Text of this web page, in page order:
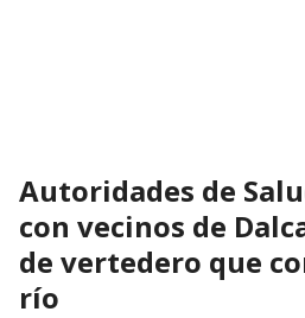
Autoridades de
con vecinos de
de vertedero que
río